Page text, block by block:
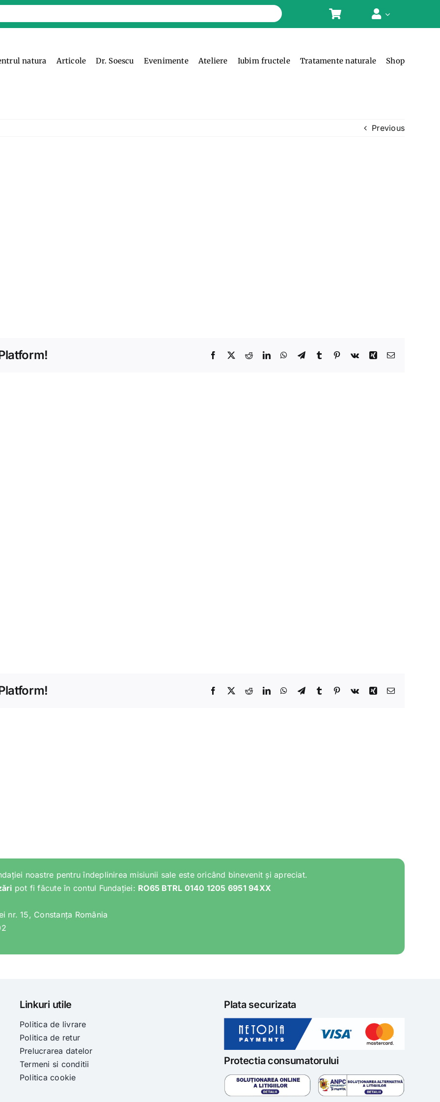
natura Articole Dr. Soescu Evenimente Ateliere Iubim fructele Tratamente naturale Shop
Previous
Facebook
X RedditLinkedInWhatsApp
TelegramTumblr Pinterest
Vk Xing Email
Facebook
X RedditLinkedInWhatsApp
TelegramTumblr Pinterest
Vk Xing Email
noastre pentru îndeplinirea misiunii sale este oricând binevenit și apreciat.
pot fi făcute în contul Fundației: RO65 BTRL 0140 1205 6951 94XX
nr. 15, Constanța România
Linkuri utile
Politica de livrare
Politica de retur
Prelucrarea datelor
Termeni si conditii
Politica cookie
Plata securizata
Protectia consumatorului